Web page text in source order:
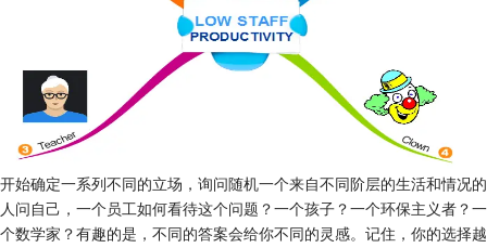
开始确定一系列不同的立场，询问随机一个来自不同阶层的生活和情况的
人问自己，一个员工如何看待这个问题？一个孩子？一个环保主义者？一
个数学家？有趣的是，不同的答案会给你不同的灵感。记住，你的选择越